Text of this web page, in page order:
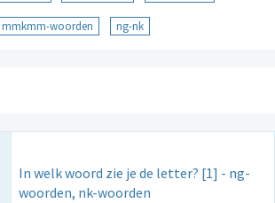
mmkmm-woorden ng-nk
In welk woord zie je de letter? [1] - ng-
woorden, nk-woorden